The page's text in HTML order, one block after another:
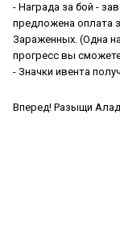
- Награда за бой -
предложена оплата
Зараженных. (Одна
прогресс вы
- Значки ивента
Вперед! Разыщи